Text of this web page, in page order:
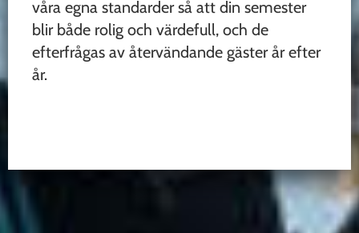
våra egna standarder så att din semester
blir både rolig och värdefull, och de
efterfrågas av återvändande gäster år efter
år.